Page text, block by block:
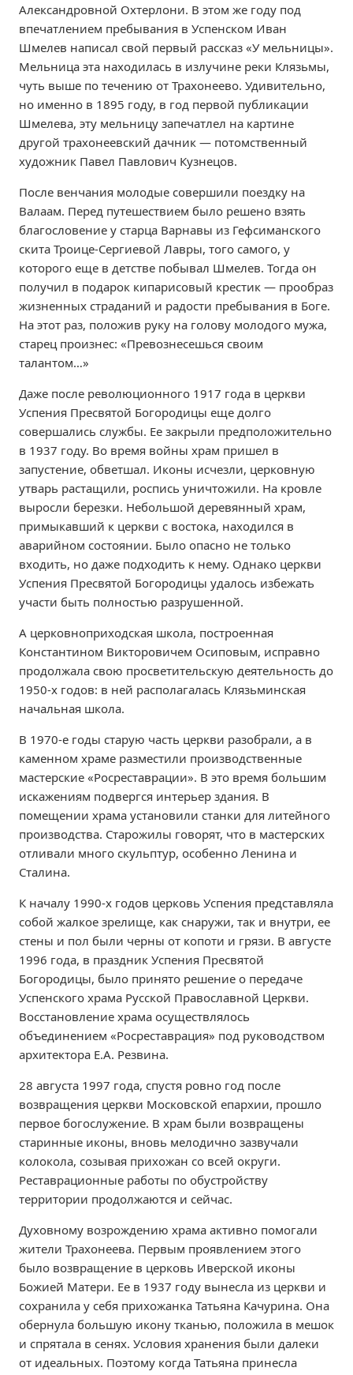
Александровной Охтерлони. В этом же году под
впечатлением пребывания в Успенском Иван
Шмелев написал свой первый рассказ «У мельницы».
Мельница эта находилась в излучине реки Клязьмы,
чуть выше по течению от Трахонеево. Удивительно,
но именно в 1895 году, в год первой публикации
Шмелева, эту мельницу запечатлел на картине
другой трахонеевский дачник — потомственный
художник Павел Павлович Кузнецов.
После венчания молодые совершили поездку на
Валаам. Перед путешествием было решено взять
благословение у старца Варнавы из Гефсиманского
скита Троице-Сергиевой Лавры, того самого, у
которого еще в детстве побывал Шмелев. Тогда он
получил в подарок кипарисовый крестик — прообраз
жизненных страданий и радости пребывания в Боге.
На этот раз, положив руку на голову молодого мужа,
старец произнес: «Превознесешься своим
талантом…»
Даже после революционного 1917 года в церкви
Успения Пресвятой Богородицы еще долго
совершались службы. Ее закрыли предположительно
в 1937 году. Во время войны храм пришел в
запустение, обветшал. Иконы исчезли, церковную
утварь растащили, роспись уничтожили. На кровле
выросли березки. Небольшой деревянный храм,
примыкавший к церкви с востока, находился в
аварийном состоянии. Было опасно не только
входить, но даже подходить к нему. Однако церкви
Успения Пресвятой Богородицы удалось избежать
участи быть полностью разрушенной.
А церковноприходская школа, построенная
Константином Викторовичем Осиповым, исправно
продолжала свою просветительскую деятельность до
1950-х годов: в ней располагалась Клязьминская
начальная школа.
В 1970-е годы старую часть церкви разобрали, а в
каменном храме разместили производственные
мастерские «Росреставрации». В это время большим
искажениям подвергся интерьер здания. В
помещении храма установили станки для литейного
производства. Старожилы говорят, что в мастерских
отливали много скульптур, особенно Ленина и
Сталина.
К началу 1990-х годов церковь Успения представляла
собой жалкое зрелище, как снаружи, так и внутри, ее
стены и пол были черны от копоти и грязи. В августе
1996 года, в праздник Успения Пресвятой
Богородицы, было принято решение о передаче
Успенского храма Русской Православной Церкви.
Восстановление храма осуществлялось
объединением «Росреставрация» под руководством
архитектора Е.А. Резвина.
28 августа 1997 года, спустя ровно год после
возвращения церкви Московской епархии, прошло
первое богослужение. В храм были возвращены
старинные иконы, вновь мелодично зазвучали
колокола, созывая прихожан со всей округи.
Реставрационные работы по обустройству
территории продолжаются и сейчас.
Духовному возрождению храма активно помогали
жители Трахонеева. Первым проявлением этого
было возвращение в церковь Иверской иконы
Божией Матери. Ее в 1937 году вынесла из церкви и
сохранила у себя прихожанка Татьяна Качурина. Она
обернула большую икону тканью, положила в мешок
и спрятала в сенях. Условия хранения были далеки
от идеальных. Поэтому когда Татьяна принесла